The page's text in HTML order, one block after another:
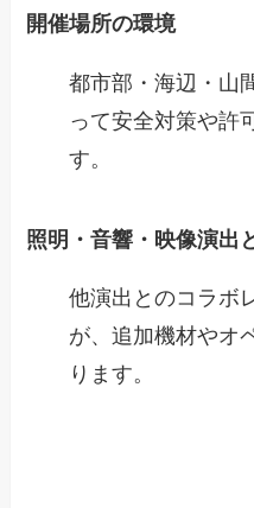
開催場所の環境
都市部・海辺・山
って安全対策や許
す。
照明・音響・映像演出
他演出とのコラボ
が、追加機材やオ
ります。